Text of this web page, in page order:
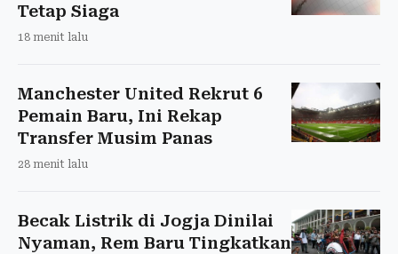
Tetap Siaga
18 menit lalu
Manchester United Rekrut 6
Pemain Baru, Ini Rekap
Transfer Musim Panas
28 menit lalu
Becak Listrik di Jogja Dinilai
Nyaman, Rem Baru Tingkatkan